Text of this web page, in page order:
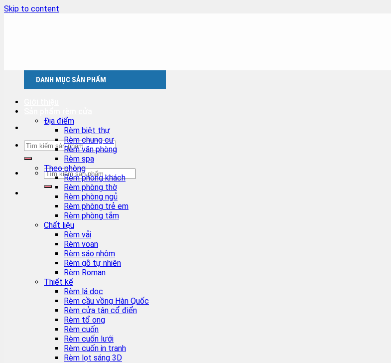
Skip to content
DANH MỤC SẢN PHẨM
Địa điểm
Rèm biệt thự
Rèm chung cư
Rèm văn phòng
Rèm spa
Theo phòng
Rèm phòng khách
Rèm phòng thờ
Rèm phòng ngủ
Rèm phòng trẻ em
Rèm phòng tắm
Chất liệu
Rèm vải
Rèm voan
Rèm sáo nhôm
Rèm gỗ tự nhiên
Rèm Roman
Thiết kế
Rèm lá dọc
Rèm cầu vồng Hàn Quốc
Rèm cửa tân cổ điển
Rèm tổ ong
Rèm cuốn
Rèm cuốn lưới
Rèm cuốn in tranh
Rèm lọt sáng 3D